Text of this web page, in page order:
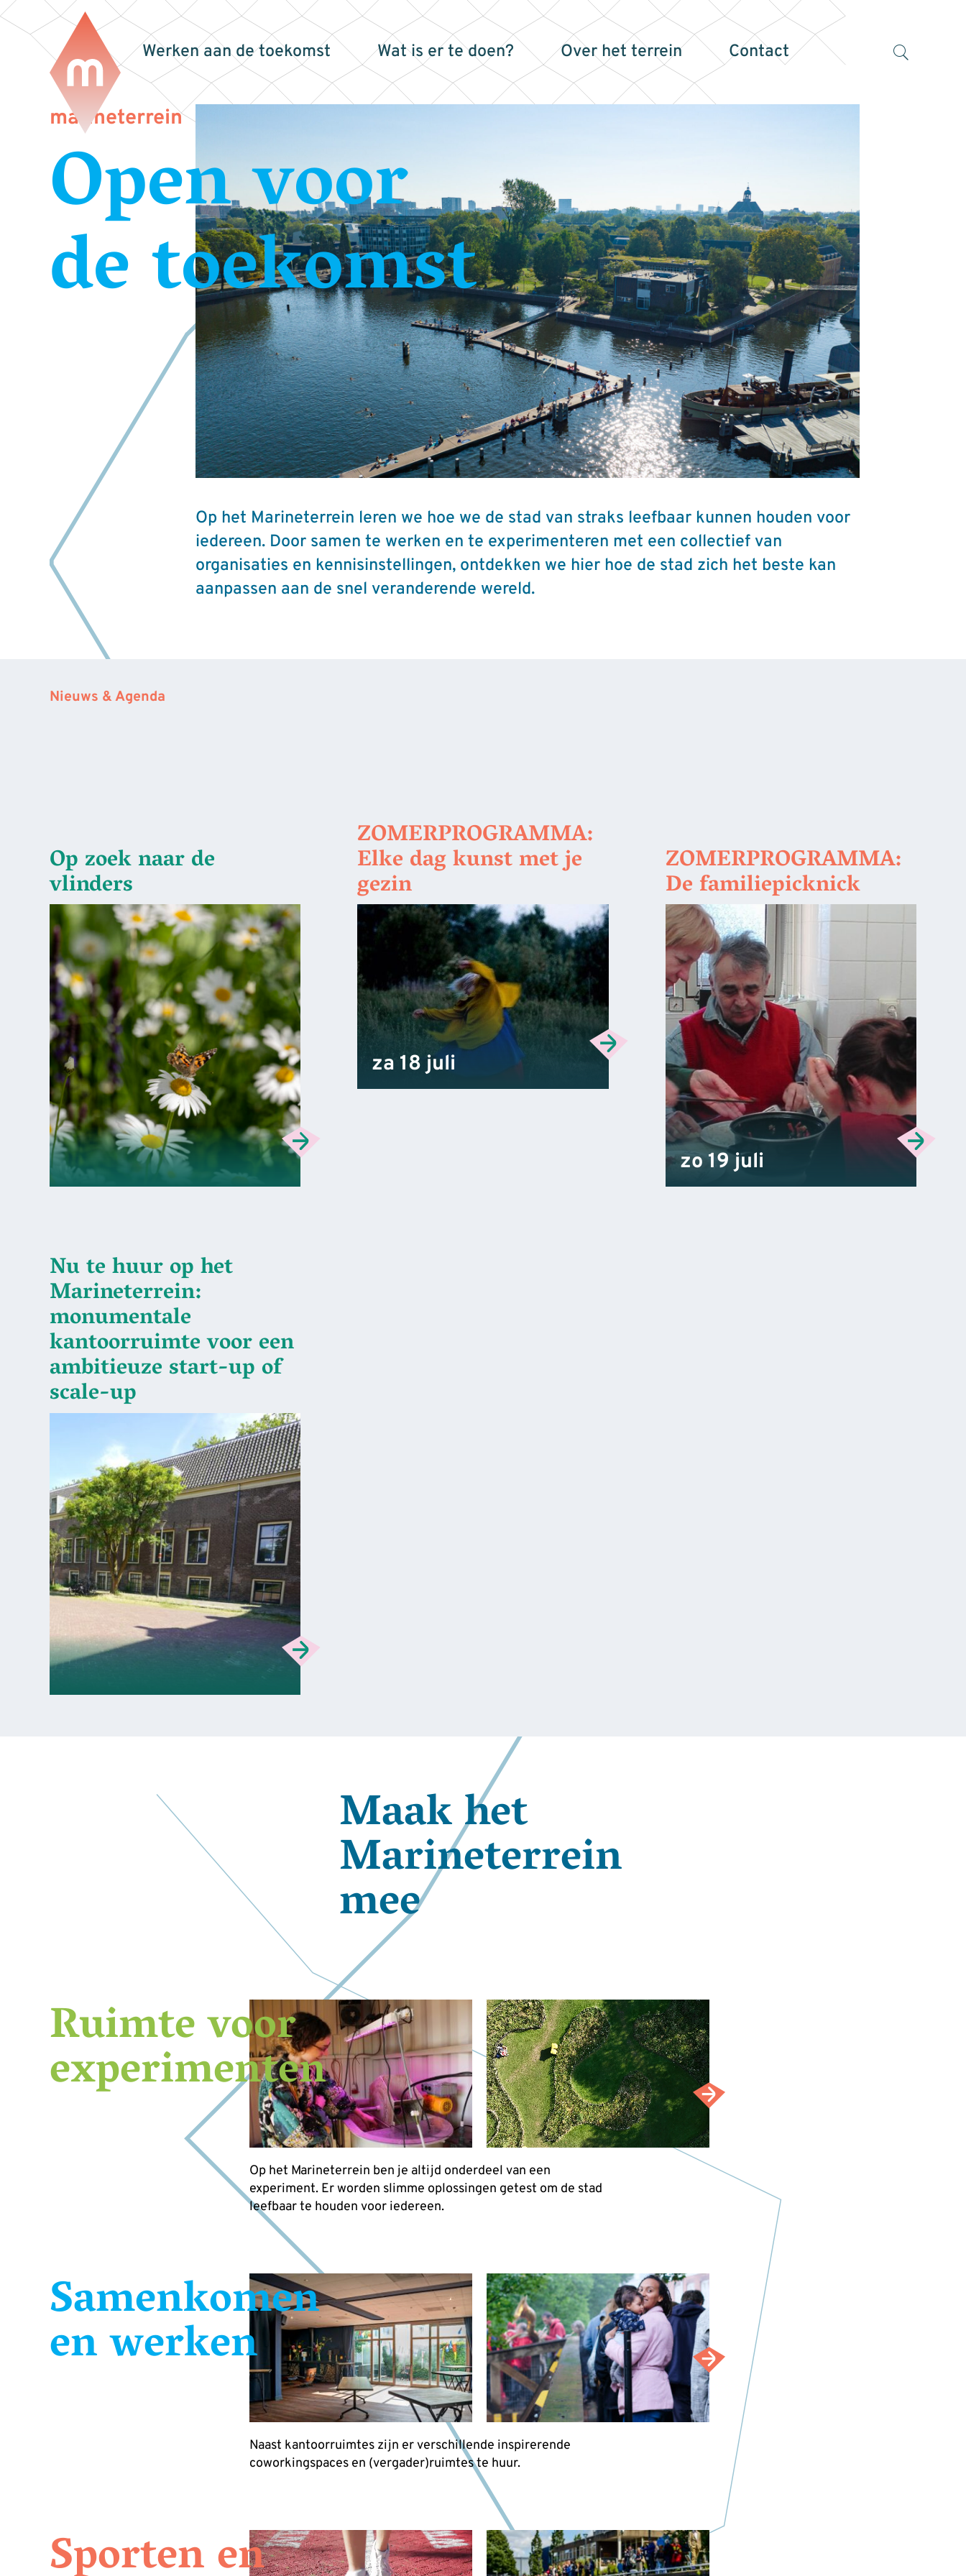
Werken aan de toekomst Wat is er te doen? Over het terrein Contact
marineterrein
Open voor
de toekomst
Op het Marineterrein leren we hoe we de stad van straks leefbaar kunnen houden voor
iedereen. Door samen te werken en te experimenteren met een collectief van
organisaties en kennisinstellingen, ontdekken we hier hoe de stad zich het beste kan
aanpassen aan de snel veranderende wereld.
Nieuws & Agenda
Op zoek naar de
vlinders
ZOMERPROGRAMMA:
Elke dag kunst met je
gezin
za 18 juli
ZOMERPROGRAMMA:
De familiepicknick
zo 19 juli
Nu te huur op het
Marineterrein:
monumentale
kantoorruimte voor een
ambitieuze start-up of
scale-up
Maak het
Marineterrein
mee
Ruimte voor
experimenten
Op het Marineterrein ben je altijd onderdeel van een
experiment. Er worden slimme oplossingen getest om de stad
leefbaar te houden voor iedereen.
Samenkomen
en werken
Naast kantoorruimtes zijn er verschillende inspirerende
coworkingspaces en (vergader)ruimtes te huur.
Sporten en